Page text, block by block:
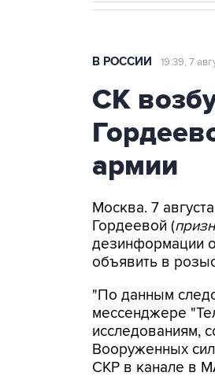
В РОССИИ 19:39, 7
СК
армии
Москва. 7
Гордеевой (
дезинформации
объявить в
"По данным
мессенджере
исследованиям,
Вооруженных
СКР в канале в